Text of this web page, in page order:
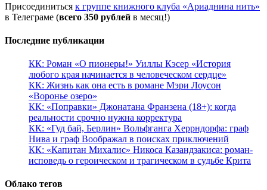
Присоединиться к группе книжного клуба «Ариаднина нить»
в Телеграме (всего 350 рублей в месяц!)
Последние публикации
КК: Роман «О пионеры!» Уиллы Кэсер «История
любого края начинается в человеческом сердце»
КК: Жизнь как она есть в романе Мэри Лоусон
«Воронье озеро»
КК: «Поправки» Джонатана Франзена (18+): когда
реальности срочно нужна корректура
КК: «Гуд бай, Берлин» Вольфганга Херрндорфа: граф
Нива и граф Воображал в поисках приключений
КК: «Капитан Михалис» Никоса Казандзакиса: роман-
исповедь о героическом и трагическом в судьбе Крита
Облако тегов